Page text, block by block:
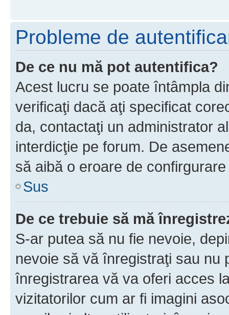
Probleme de
De ce nu mă pot autentifica?
Acest lucru se poate întâmpla
verificaţi dacă aţi specificat
da, contactaţi un administrator
interdicţie pe forum. De
să aibă o eroare de
Sus
De ce trebuie să mă
S-ar putea să nu fie nevoie,
nevoie să vă înregistraţi sau nu
înregistrarea vă va oferi acces
vizitatorilor cum ar fi imagini